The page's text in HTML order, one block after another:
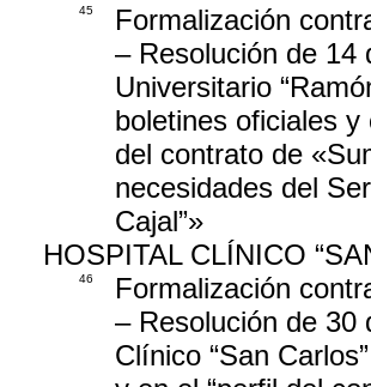
45
Formalización
– Resolución de 14
Universitario
boletines oficiales y
del contrato de
necesidades del
Cajal”»
HOSPITAL CLÍNICO
46
Formalización
– Resolución de 30
Clínico “San